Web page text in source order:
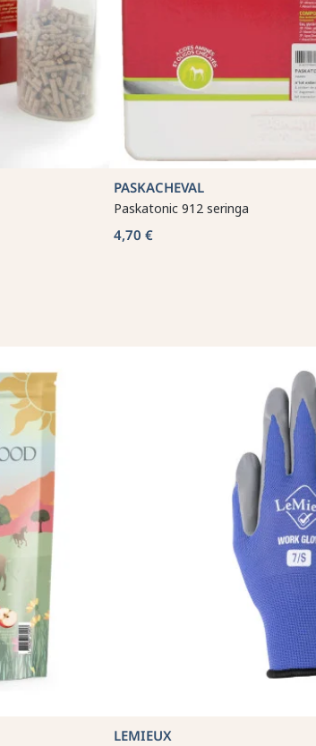
PASKACHEVAL
Paskatonic 912 seringa
4,70 €
LEMIEUX